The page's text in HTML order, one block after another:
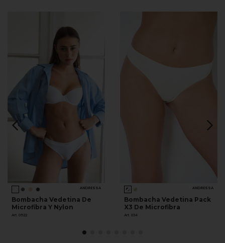
ANDRESSA
Bombacha Vedetina De
Microfibra Y Nylon
Art. 0522
ANDRESSA
Bombacha Vedetina Pack
X3 De Microfibra
Art. 034